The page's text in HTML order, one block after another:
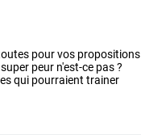
pourvos propositions
super peur n'est-ce pas?
qui pourraient trainer